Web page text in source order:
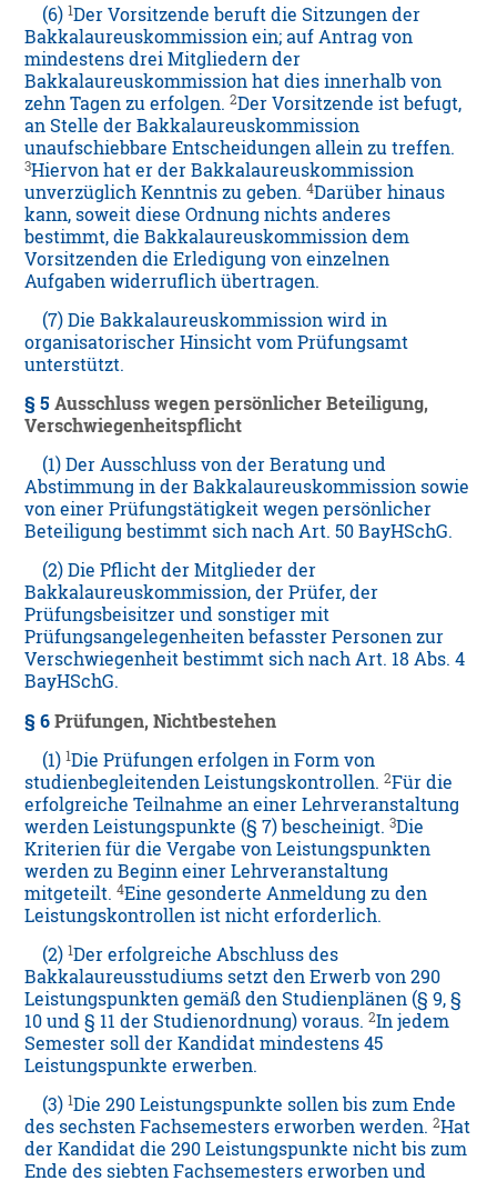
(6)1Der Vorsitzende beruft die Sitzungen der
Bakkalaureuskommission ein; auf Antrag von
mindestens drei Mitgliedern der
Bakkalaureuskommission hat dies innerhalb von
zehn Tagen zu erfolgen.2Der Vorsitzende ist befugt,
an Stelle der Bakkalaureuskommission
unaufschiebbare Entscheidungen allein zu treffen.
3Hiervon hat er der Bakkalaureuskommission
unverzüglich Kenntnis zu geben.4Darüber hinaus
kann, soweit diese Ordnung nichts anderes
bestimmt, die Bakkalaureuskommission dem
Vorsitzenden die Erledigung von einzelnen
Aufgaben widerruflich übertragen.
(7) Die Bakkalaureuskommission wird in
organisatorischer Hinsicht vom Prüfungsamt
unterstützt.
§ 5 Ausschluss wegen persönlicher Beteiligung,
Verschwiegenheitspflicht
(1) Der Ausschluss von der Beratung und
Abstimmung in der Bakkalaureuskommission sowie
von einer Prüfungstätigkeit wegen persönlicher
Beteiligung bestimmt sich nach Art. 50 BayHSchG.
(2) Die Pflicht der Mitglieder der
Bakkalaureuskommission, der Prüfer, der
Prüfungsbeisitzer und sonstiger mit
Prüfungsangelegenheiten befasster Personen zur
Verschwiegenheit bestimmt sich nach Art. 18 Abs. 4
BayHSchG.
§ 6 Prüfungen, Nichtbestehen
(1)1Die Prüfungen erfolgen in Form von
studienbegleitenden Leistungskontrollen.2Für die
erfolgreiche Teilnahme an einer Lehrveranstaltung
werden Leistungspunkte (§ 7) bescheinigt.3Die
Kriterien für die Vergabe von Leistungspunkten
werden zu Beginn einer Lehrveranstaltung
mitgeteilt.4Eine gesonderte Anmeldung zu den
Leistungskontrollen ist nicht erforderlich.
(2)1Der erfolgreiche Abschluss des
Bakkalaureusstudiums setzt den Erwerb von 290
Leistungspunkten gemäß den Studienplänen (§ 9, §
10 und § 11 der Studienordnung) voraus.2In jedem
Semester soll der Kandidat mindestens 45
Leistungspunkte erwerben.
(3)1Die 290 Leistungspunkte sollen bis zum Ende
des sechsten Fachsemesters erworben werden.2Hat
der Kandidat die 290 Leistungspunkte nicht bis zum
Ende des siebten Fachsemesters erworben und